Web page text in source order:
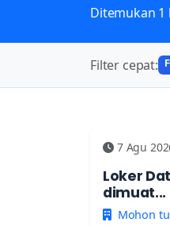
Ditemukan
Filter cepat:
7 Agu
Loker
dimuat...
Mohon